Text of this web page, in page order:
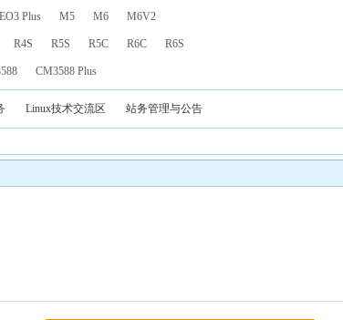
Plus M5 M6 M6V2
R4S R5S R5C R6C R6S
CM3588 Plus
Linux技术交流区 站务管理与公告